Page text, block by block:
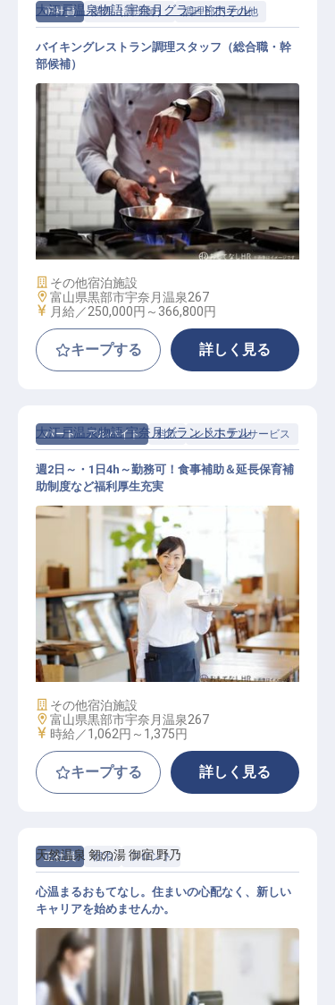
正社員 調理（調理師） 調理部門その他
和洋中50種類以上のバイキングレス
トランで、調理スキルを活かす！
大江戸温泉物語 宇奈月グランドホテル
バイキングレストラン調理スタッフ（総合職・幹
部候補）
施設業態
その他宿泊施設
勤務地
富山県黒部市宇奈月温泉267
給与
月給／250,000円～ 366,800円
キープする 詳しく見る
パート・アルバイト 料飲 レストランサービス
レストランサービススタッフ
大江戸温泉物語 宇奈月グランドホテル
週2日～・1日4h～勤務可！食事補助＆延長保育補
助制度など福利厚生充実
施設業態
その他宿泊施設
勤務地
富山県黒部市宇奈月温泉267
給与
時給／1,062円～ 1,375円
キープする 詳しく見る
正社員 宿泊 フロント
天然温泉 剱の湯 御宿 野乃
心温まるおもてなし。住まいの心配なく、新しい
キャリアを始めませんか。